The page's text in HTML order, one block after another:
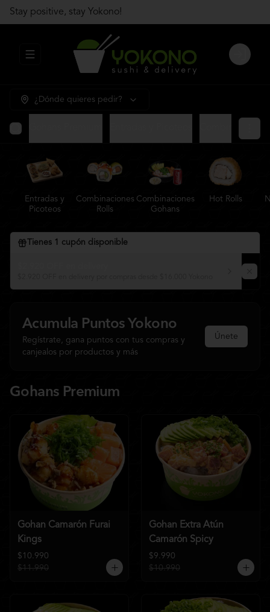
Stay positive, stay Yokono!
Abrir menu de navegación Login
¿Dónde quieres pedir?
Entradas y
Picoteos
Combinaciones
Rolls
Combinaciones
Gohans
Hot Rolls
Tienes 1 cupón disponible
Acumula Puntos Yokono
Regístrate, gana puntos con tus compras y
canjealos por productos y más
Únete
Gohans Premium
Gohan Camarón Furai
Kings
$10.990
$11.990
Gohan Extra Atún
Camarón Spicy
$9.990
$10.990